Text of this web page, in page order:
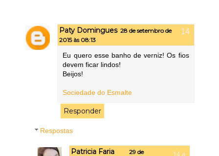
Paty Domingues 28 de setembro de
2015 às 08:13
Eu quero esse banho de verniz! Os fios
devem ficar lindos!
Beijos!
Sociedade do Esmalte
Responder
Respostas
Patricia Faria 29 de